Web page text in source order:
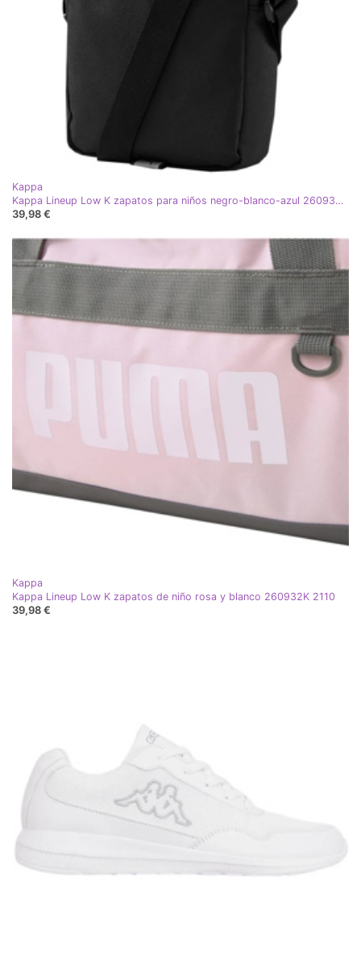
Kappa
Kappa Lineup Low K zapatos para niños negro-blanco-azul 260932K 1160
39,98 €
Kappa
Kappa Lineup Low K zapatos de niño rosa y blanco 260932K 2110
39,98 €